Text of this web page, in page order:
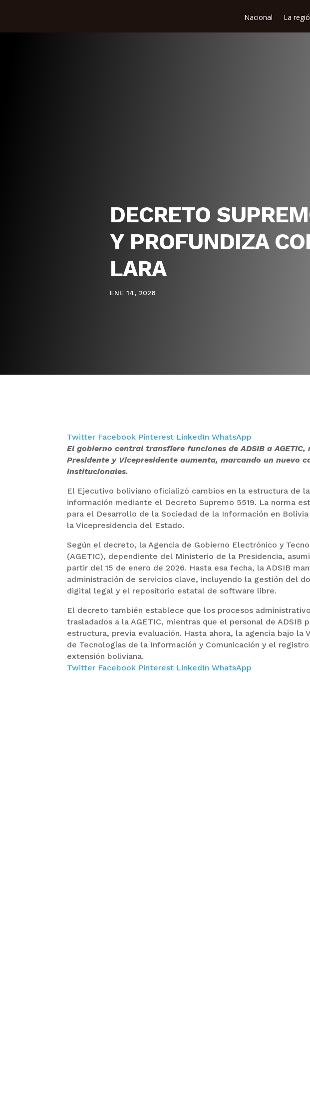
Nacional La
DECRETO
Y PROFUNDIZA
LARA
ENE 14, 2026
Twitter Facebook Pinterest LinkedInWhatsApp
El gobierno central transfiere funciones de ADSIB a
Presidente y Vicepresidente aumenta, marcando un nuevo
institucionales.
El Ejecutivo boliviano oficializó cambios en la estructura de
información mediante el Decreto Supremo 5519. La norma
para el Desarrollo de la Sociedad de la Información en
la Vicepresidencia del Estado.
Según el decreto, la Agencia de Gobierno Electrónico y
(AGETIC), dependiente del Ministerio de la Presidencia,
partir del 15 de enero de 2026. Hasta esa fecha, la ADSIB
administración de servicios clave, incluyendo la gestión del
digital legal y el repositorio estatal de software libre.
El decreto también establece que los procesos
trasladados a la AGETIC, mientras que el personal de ADSIB
estructura, previa evaluación. Hasta ahora, la agencia bajo la
de Tecnologías de la Información y Comunicación y el
extensión boliviana.
Twitter Facebook Pinterest LinkedInWhatsApp